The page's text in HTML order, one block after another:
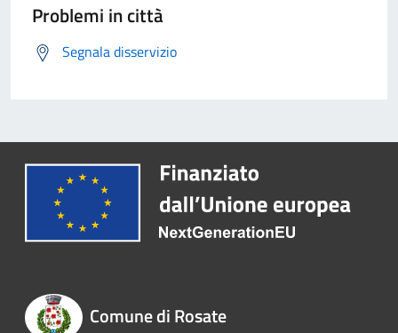
Problemi in città
Segnala disservizio
Comune di Rosate